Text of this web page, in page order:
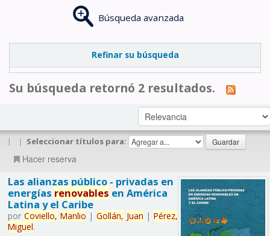
Búsqueda avanzada
Refinar su búsqueda
Su búsqueda retornó 2 resultados.
| | Seleccionar títulos para:
Hacer reserva
Las alianzas público - privadas en
energías renovables en América
Latina y el Caribe
por Coviello, Manlio | Gollán, Juan | Pérez,
Miguel.